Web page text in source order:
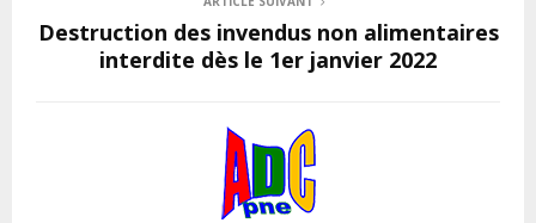
Destruction des invendus non alimentaires
interdite dès le 1er janvier 2022